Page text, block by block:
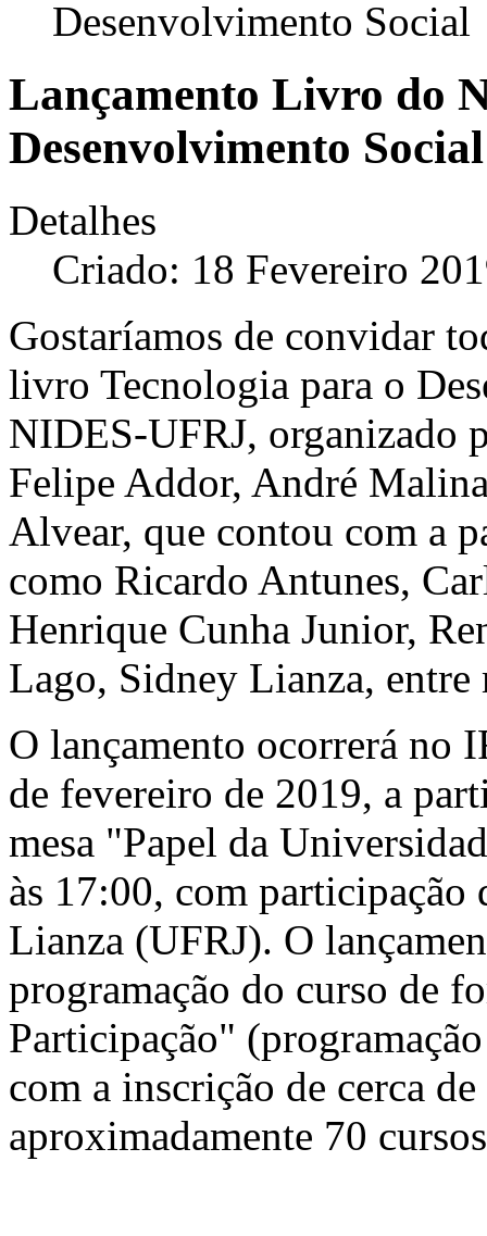
Desenvolvimento Social
Lançamento Livro do
Desenvolvimento Social
Detalhes
Criado: 18 Fevereiro
Gostaríamos de convidar
livro Tecnologia para o
NIDES-UFRJ, organizado
Felipe Addor, André
Alvear, que contou com a
como Ricardo Antunes,
Henrique Cunha Junior,
Lago, Sidney Lianza, entre
O lançamento ocorrerá no
de fevereiro de 2019, a
mesa "Papel da
às 17:00, com
Lianza (UFRJ). O
programação do curso de
Participação"
com a inscrição de cerca
aproximadamente 70